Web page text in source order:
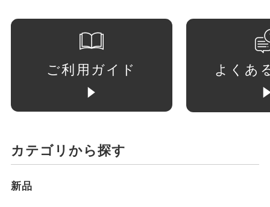
ご利用ガイド よくあ
カテゴリから探す
新品